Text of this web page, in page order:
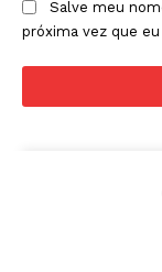
Salve meu
próxima vez que